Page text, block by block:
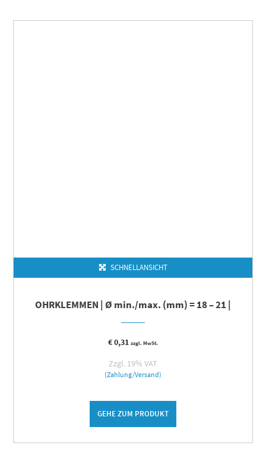
SCHNELLANSICHT
OHRKLEMMEN | Ø min./max. (mm) = 18 – 21 |
€0,31 zzgl. MwSt.
Zzgl. 19% VAT
(Zahlung/Versand)
GEHE ZUM PRODUKT